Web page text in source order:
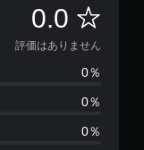
0.0 評
価
は
あ
評価はありません
0％
0％
0％